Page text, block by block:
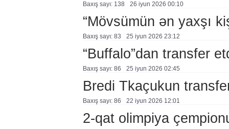
Baxış sayı: 138 26 i̇yun 2026 00:10
“Mövsümün ən yaxşı
Baxış sayı: 83 25 i̇yun 2026 23:12
“Buffalo”dan transfer
Baxış sayı: 86 25 i̇yun 2026 02:45
Bredi Tkaçukun
Baxış sayı: 86 22 i̇yun 2026 12:01
2-qat olimpiya